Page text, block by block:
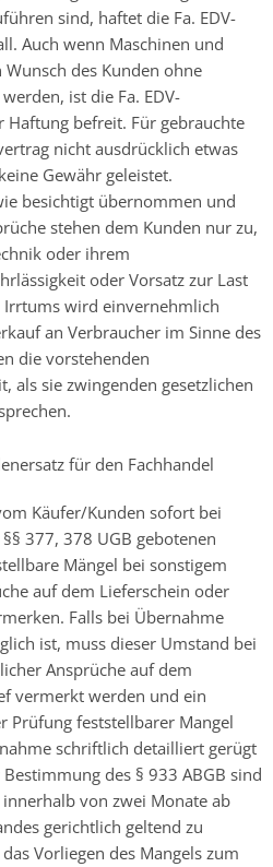
sind, haftet die Fa. EDV-
Auch wenn Maschinen und
des Kunden ohne
ist die Fa. EDV-
Haftung befreit. Für gebrauchte
nicht ausdrücklich etwas
Gewähr geleistet.
besichtigt übernommen und
stehen dem Kunden nur zu,
oder ihrem
oder Vorsatz zur Last
wird einvernehmlich
an Verbraucher im Sinne des
die vorstehenden
als sie zwingenden gesetzlichen
für den Fachhandel
Käufer/Kunden sofort bei
377, 378 UGB gebotenen
Mängel bei sonstigem
auf dem Lieferschein oder
Falls bei Übernahme
ist, muss dieser Umstand bei
Ansprüche auf dem
vermerkt werden und ein
Prüfung feststellbarer Mangel
schriftlich detailliert gerügt
des § 933 ABGB sind
von zwei Monate ab
gerichtlich geltend zu
Vorliegen des Mangels zum